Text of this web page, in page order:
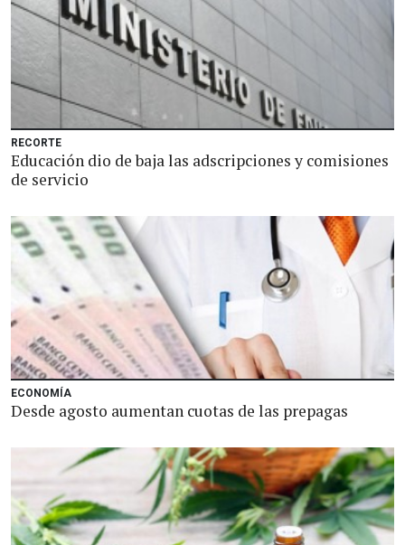
RECORTE
Educación dio de baja las adscripciones y comisiones
de servicio
ECONOMÍA
Desde agosto aumentan cuotas de las prepagas